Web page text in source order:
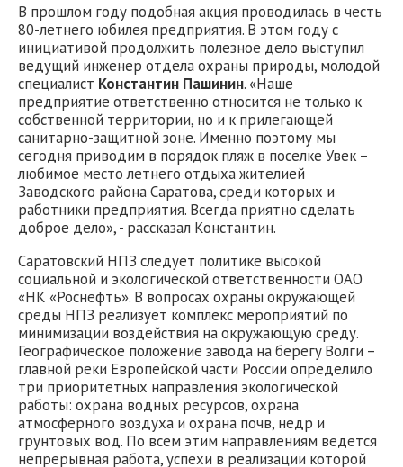
В прошлом году подобная акция проводилась в честь
80-летнего юбилея предприятия. В этом году с
инициативой продолжить полезное дело выступил
ведущий инженер отдела охраны природы, молодой
специалист Константин Пашинин. «Наше
предприятие ответственно относится не только к
собственной территории, но и к прилегающей
санитарно-защитной зоне. Именно поэтому мы
сегодня приводим в порядок пляж в поселке Увек –
любимое место летнего отдыха жителией
Заводского района Саратова, среди которых и
работники предприятия. Всегда приятно сделать
доброе дело», - рассказал Константин.
Саратовский НПЗ следует политике высокой
социальной и экологической ответственности ОАО
«НК «Роснефть». В вопросах охраны окружающей
среды НПЗ реализует комплекс мероприятий по
минимизации воздействия на окружающую среду.
Географическое положение завода на берегy Волги –
главной реки Европейской части России определило
три приоритетных направления экологической
работы: охрана водных ресурсов, охрана
атмосферного воздуха и охрана почв, недр и
грунтовых вод. По всем этим направлениям ведется
непрерывная работа, успехи в реализации которой